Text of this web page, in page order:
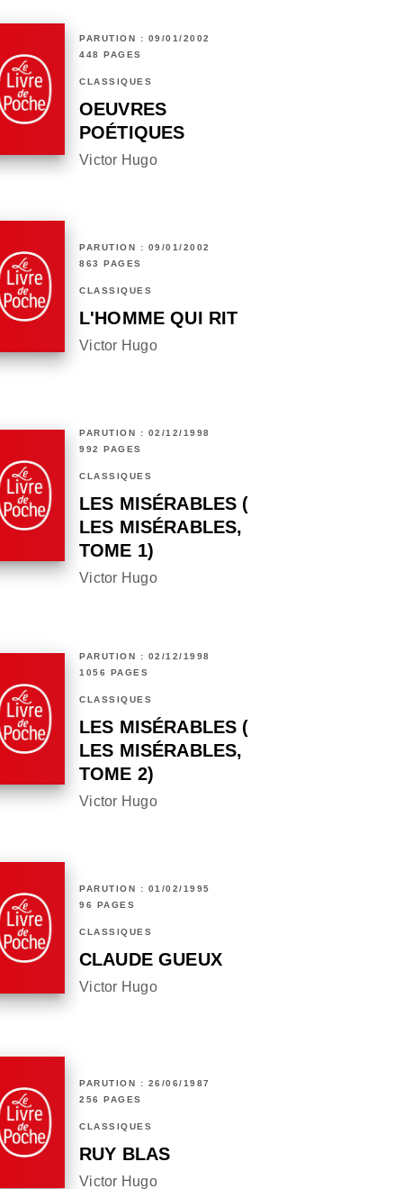
PARUTION : 09/01/2002
448 PAGES
CLASSIQUES
OEUVRES
POÉTIQUES
Victor Hugo
PARUTION : 09/01/2002
863 PAGES
CLASSIQUES
L'HOMME QUI RIT
Victor Hugo
PARUTION : 02/12/1998
992 PAGES
CLASSIQUES
LES MISÉRABLES (
LES MISÉRABLES,
TOME 1)
Victor Hugo
PARUTION : 02/12/1998
1056 PAGES
CLASSIQUES
LES MISÉRABLES (
LES MISÉRABLES,
TOME 2)
Victor Hugo
PARUTION : 01/02/1995
96 PAGES
CLASSIQUES
CLAUDE GUEUX
Victor Hugo
PARUTION : 26/06/1987
256 PAGES
CLASSIQUES
RUY BLAS
Victor Hugo